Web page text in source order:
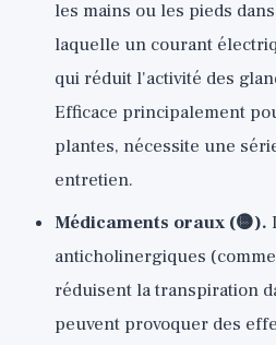
les mains ou les pieds
laquelle un courant
qui réduit l'activité des
Efficace principalement
plantes, nécessite une
entretien.
Médicaments oraux (🟡).
anticholinergiques
réduisent la transpiration
peuvent provoquer des